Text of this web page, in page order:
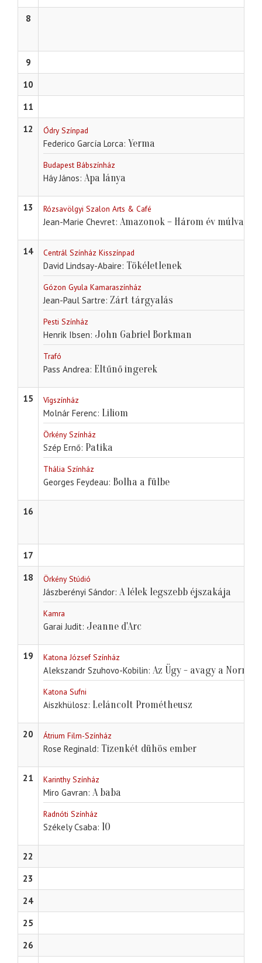
8
9
10
11
12
Ódry Színpad
Federico García Lorca Yerma
Budapest Bábszínház
Háy János Apa lánya
13 Rózsavölgyi Szalon Arts & Café
Jean-Marie Chevret Amazonok – Három év múlva
14 Centrál Színház Kisszínpad
David Lindsay-Abaire Tökéletlenek
Gózon Gyula Kamaraszínház
Jean-Paul Sartre Zárt tárgyalás
Pesti Színház
Henrik Ibsen John Gabriel Borkman
Trafó
Pass Andrea Eltűnő ingerek
15 Vígszínház
Molnár Ferenc Liliom
Örkény Színház
Szép Ernő Patika
Thália Színház
Georges Feydeau Bolha a fülbe
16
17
18
Örkény Stúdió
Jászberényi Sándor A lélek legszebb éjszakája
Kamra
Garai Judit Jeanne d'Arc
19 Katona József Színház
Alekszandr Szuhovo-Kobilin Az Ügy - avagy a
Katona Sufni
Aiszkhülosz Leláncolt Prométheusz
20 Átrium Film-Színház
Rose Reginald Tizenkét dühös ember
21 Karinthy Színház
Miro Gavran A baba
Radnóti Színház
Székely Csaba 10
22
23
24
25
26